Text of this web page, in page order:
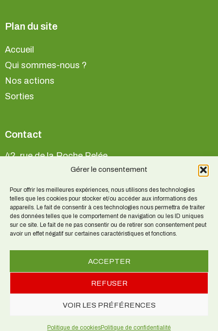
Gérer le consentement
Pour offrir les meilleures expériences, nous utilisons des technologies
telles que les cookies pour stocker et/ou accéder aux informations des
appareils. Le fait de consentir à ces technologies nous permettra de traiter
des données telles que le comportement de navigation ou les ID uniques
sur ce site. Le fait de ne pas consentir ou de retirer son consentement peut
avoir un effet négatif sur certaines caractéristiques et fonctions.
ACCEPTER
REFUSER
VOIR LES PRÉFÉRENCES
Politique de cookiesPolitique de confidentialité
Plan du site
Accueil
Qui sommes-nous ?
Nos actions
Sorties
Contact
42, rue de la Roche Pelée
35800 Saint-Lunaire
Pour tout renseignement :
Patrice BAUCHÉ 06 86 40 66 47
Politique de confidentialité